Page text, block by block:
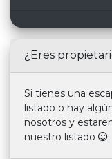
¿Eres
Si tienes una
listado o hay
nosotros y
nuestro listado
.